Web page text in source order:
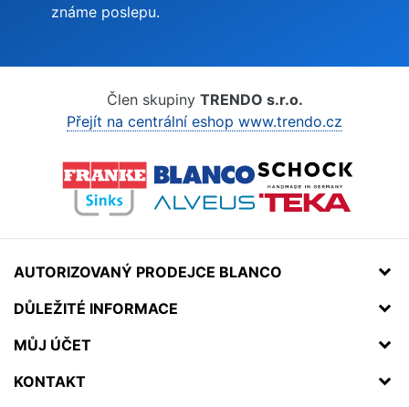
známe poslepu.
Člen skupiny TRENDO s.r.o.
Přejít na centrální eshop www.trendo.cz
AUTORIZOVANÝ PRODEJCE BLANCO
DŮLEŽITÉ INFORMACE
MŮJ ÚČET
KONTAKT